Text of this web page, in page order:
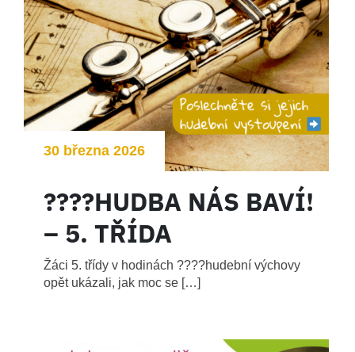
30 března 2026
????HUDBA NÁS BAVÍ!
– 5. TŘÍDA
Žáci 5. třídy v hodinách ????hudební výchovy
opět ukázali, jak moc se […]